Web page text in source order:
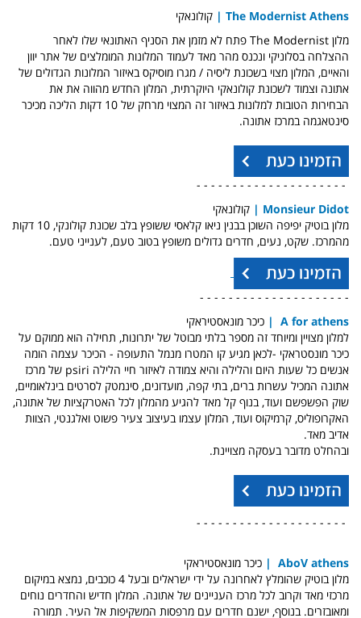
The Modernist Athens
| קולונאקי
מלון The Modernist פתח לא מזמן את הסניף האתונאי שלו לאחר
ההצלחה בסלוניקי ונכנס מהר מאד לעמוד המלונות המומלצים של אתר יוון
והאיים, המלון מצוי בשכונת ליסיה / מגרו מוסיקס באיזור המלונות הגדולים של
אתונה וצמוד לשכונת קולונאקי היוקרתית, המלון החדש מהווה את את
הבחירות הטובות למלונות באיזור זה המצוי מרחק של 10 דקות הליכה מכיכר
סינטאגמה במרכז אתונה.
- - - - - - - - - - - - - - - - - - - - -
Monsieur Didot
| קולונאקי
מלון בוטיק יפיפה השוכן בבנין ניאו קלאסי ששופץ בלב שכונת קולונקי, 10 דקות
מהמרכז. שקט, נעים, חדרים גדולים משופץ בטוב טעם, לענייני טעם.
- - - - - - - - - - - - - - - - - - - - -
A for athens
| כיכר מונאסטיראקי
למלון מצויין ומיוחד זה מספר בלתי מבוטל של יתרונות, תחילה הוא ממוקם על
כיכר מונסטראקי -לכאן מגיע קו המטרו מנמל התעופה - הכיכר עצמה הומה
אנשים כל שעות היום והלילה והיא צמודה לאיזור חיי הלילה psiri של מרכז
אתונה המכיל עשרות ברים, בתי קפה, מועדונים, סינמטק לסרטים בינלאומיים,
שוק הפשפשם ועוד, בנוף קל מאד להגיע מהמלון לכל האטרקציות של אתונה,
האקרופוליס, קרמיקוס ועוד, המלון עצמו בעיצוב צעיר פשוט ואלגנטי, הצוות
אדיב מאד.
ובהחלט מדובר בעסקה מצויינת.
- - - - - - - - - - - - - - - - - - - - -
AboV athens
| כיכר מונאסטיראקי
מלון בוטיק שהומלץ לאחרונה על ידי ישראלים ובעל 4 כוכבים, נמצא במיקום
מרכזי מאד וקרוב לכל מרכז העניינים של אתונה. המלון חדיש והחדרים נוחים
ומאובזרים. בנוסף, ישנם חדרים עם מרפסות המשקיפות אל העיר. תמורה